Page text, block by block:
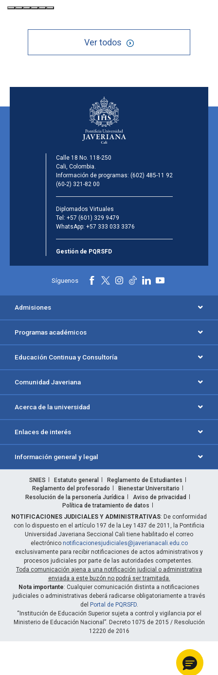
Ver todos
Calle 18 No. 118-250
Cali, Colombia.
Información de programas: (602) 485-11 92
(60-2) 321-82 00
Diplomados Virtuales
Tel: +57 (601) 329 9479
WhatsApp: +57 333 033 3376
Gestión de PQRSFD
Síguenos
Admisiones
Programas académicos
Educación Continua y Consultoría
Comunidad Javeriana
Acerca de la universidad
Enlaces de interés
Información general y legal
SNIES Estatuto general
Reglamento de Estudiantes
Reglamento del profesorado
Bienestar Universitario
Resolución de la personería Jurídica
Aviso de privacidad
Política de tratamiento de datos
NOTIFICACIONES JUDICIALES Y ADMINISTRATIVAS: De conformidad
con lo dispuesto en el artículo 197 de la Ley 1437 de 2011, la Pontificia
Universidad Javeriana Seccional Cali tiene habilitado el correo
electrónico notificacionesjudiciales@javerianacali.edu.co
exclusivamente para recibir notificaciones de actos administrativos y
procesos judiciales por parte de las autoridades competentes.
Toda comunicación ajena a una notificación judicial o administrativa
enviada a este buzón no podrá ser tramitada.
Nota importante: Cualquier comunicación distinta a notificaciones
judiciales o administrativas deberá radicarse obligatoriamente a través
del Portal de PQRSFD.
“Institución de Educación Superior sujeta a control y vigilancia por el
Ministerio de Educación Nacional”. Decreto 1075 de 2015 / Resolución
12220 de 2016